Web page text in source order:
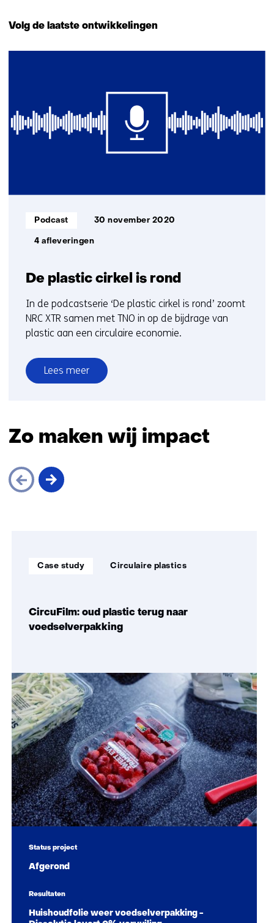
Volg de laatste ontwikkelingen
De plastic cirkel is rond
Informatietype:
Podcast 30 november 2020
4 afleveringen
In de podcastserie ‘De plastic cirkel is rond’ zoomt
NRC XTR samen met TNO in op de bijdrage van
plastic aan een circulaire economie.
Lees meer
over
is
Zo maken wij impact
(Zo
impact)
CircuFilm: oud plastic terug naar
voedselverpakking
Soort
Case study
Thema: Circulaire plastics
Status project
Afgerond
Resultaten
Huishoudfolie weer voedselverpakking -